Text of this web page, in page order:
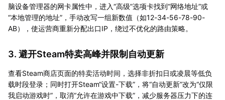
脑设备管理器的网卡属性中，进入“高级”选项卡找到“网络地址”或
“本地管理的地址”，手动改写一组新数值（如12-34-56-78-90-
AB），使运营商重新分配出口IP，绕过不优化的路由策略。
3. 避开Steam特卖高峰并限制自动更新
查看Steam商店页面的特卖活动时间，选择非折扣日或凌晨等低负
载时段登录；同时打开Steam“设置-下载”，将“自动更新”改为“仅限
我启动游戏时”，取消“允许在游戏中下载”，减少服务器压力下的连